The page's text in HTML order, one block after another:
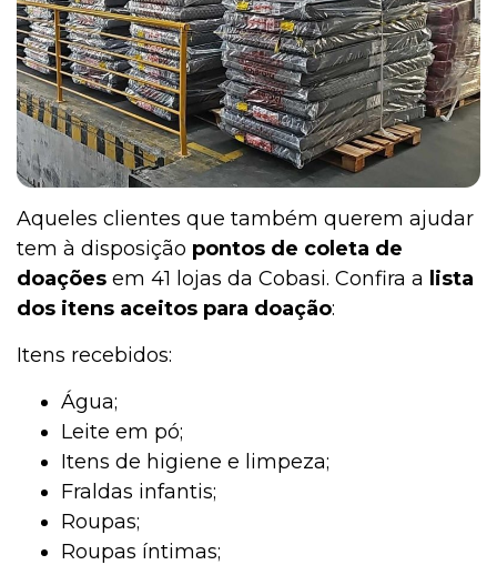
Casa & Piscina
Jardinagem
Institucional
Aqueles clientes que também querem ajudar
tem à disposição pontos de coleta de
doações em 41 lojas da Cobasi. Confira a lista
dos itens aceitos para doação:
Itens recebidos:
Água;
Leite em pó;
Itens de higiene e limpeza;
Fraldas infantis;
Roupas;
Roupas íntimas;